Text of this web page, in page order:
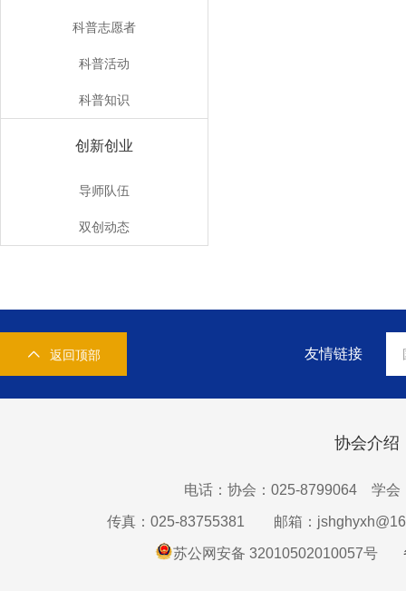
科普志愿者
科普活动
科普知识
创新创业
导师队伍
双创动态
返回顶部 友情链接
协会介绍
电话：协会：025-8799064 学会
传真：025-83755381 邮箱：
苏公网安备 32010502010057号